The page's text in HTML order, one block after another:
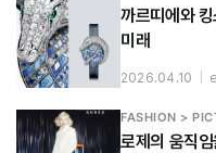
까르띠에와
미래
2026.04.10
FASHION >
로제의 움직